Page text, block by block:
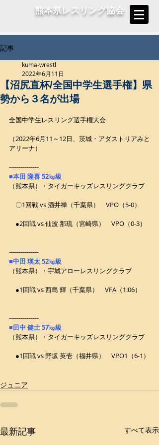
熊本県レスリング協会
記事
【沼尻直杯/全国中学生選手権】県
勢から３名が出場
kuma-wrestl
2022年6月11日
全国中学生レスリング選手権大会
（2022年6月11～12日、茨城・アダストリアみと
アリーナ）
---------------
■本田 隆喜 52㎏級
（熊本県）・タイガーキッズレスリングクラブ
〇1回戦 vs 酒井禅（千葉県）　VPO（5-0）
●2回戦 vs 仙波 那琉（宮崎県）　VPO（0-3）
---------------
■中田 瑛太 52㎏級
（熊本県）・宇城アローレスリングクラブ
●1回戦 vs 西島 輝（千葉県）　VFA（1:06）
---------------
■田中 健士 57㎏級
（熊本県）・タイガーキッズレスリングクラブ
●1回戦 vs 野坂 英壱（福井県）　VPO1（6-1）
ジュニア
最新記事 すべて表示